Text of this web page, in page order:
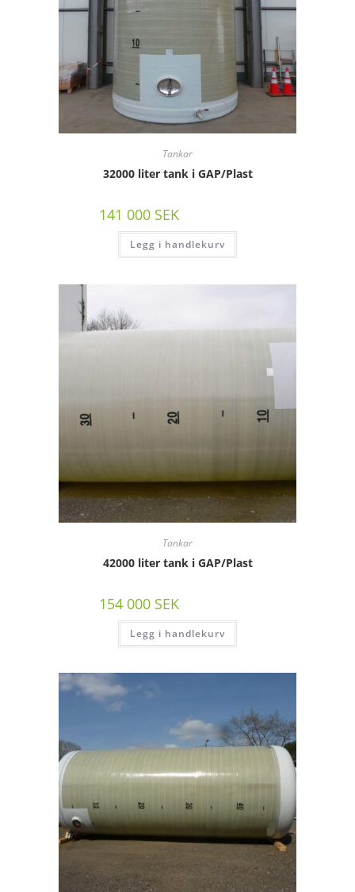
Tankar
32000 liter tank i GAP/Plast
141 000 SEK
Legg i handlekurv
Tankar
42000 liter tank i GAP/Plast
154 000 SEK
Legg i handlekurv